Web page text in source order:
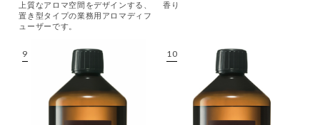
上質なアロマ空間をデザインする、
置き型タイプの業務用アロマディフ
ューザーです。
香り